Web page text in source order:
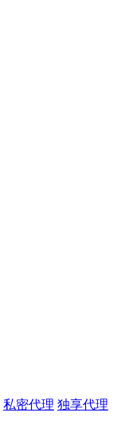
私密代理 独享代理